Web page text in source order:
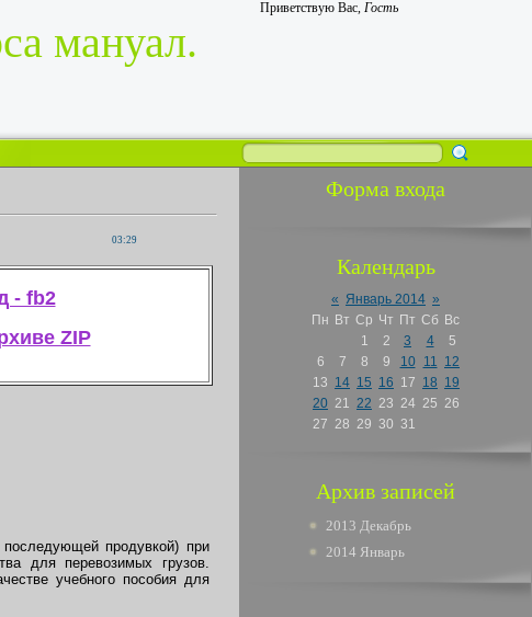
Приветствую Вас, Гость
мануал.
03:29
- fb2
ZIP
последующей продувкой) при
для перевозимых грузов.
учебного пособия для
Форма входа
Календарь
« Январь 2014 »
Пн Вт Ср Чт Пт Сб Вс
1
2 3 4
5
6
7 8 9 10 11 12
13 14 15 16 17 18 19
20 21 22 23 24 25 26
27 28 29 30 31
Архив записей
2013 Декабрь
2014 Январь